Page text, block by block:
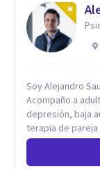
Soy Alejandro
Acompaño a
depresión, baja
terapia de
profundidad los